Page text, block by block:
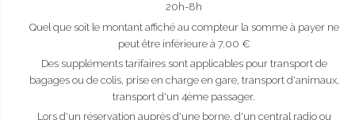
20h-8h
Quel que soit le montant affiché au compteur la somme à payer ne
peut être inférieure à 7.00 €
Des suppléments tarifaires sont applicables pour transport de
bagages ou de colis, prise en charge en gare, transport d'animaux,
transport d'un 4ème passager.
Lors d'un réservation auprès d'une borne, d'un central radio ou